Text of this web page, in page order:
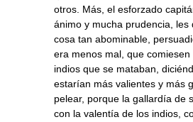
otros. Más, el esforzado
ánimo y mucha prudencia, les
cosa tan abominable,
era menos mal, que
indios que se mataban,
estarían más valientes y más
pelear, porque la gallardía de
con la valentía de los indios,